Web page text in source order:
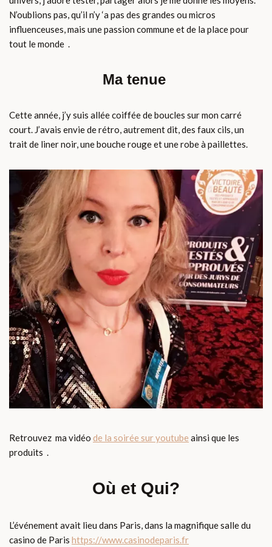
N’oublions pas, qu’il n’y ‘a pas des grandes ou micros
influenceuses, mais une passion commune et de la place pour
tout le monde .
Ma tenue
Cette année, j’y suis allée coiffée de boucles sur mon carré
court. J’avais envie de rétro, autrement dit, des faux cils, un
trait de liner noir, une bouche rouge et une robe à paillettes.
Retrouvez ma vidéo de la soirée sur youtube ainsi que les
produits .
Où et Qui?
L’événement avait lieu dans Paris, dans la magnifique salle du
casino de Paris https://www.casinodeparis.fr